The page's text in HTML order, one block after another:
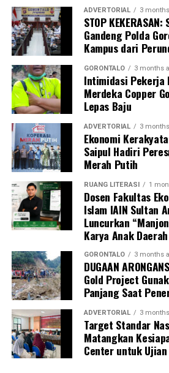
“Penyelamatan jiwa ibu hamil saat
hanya bergantung pada fasilitas
Harus ada sistem kesiapsiagaan
yang solid. Kehadiran buku
alur koordinasi penanganan
DPL KKN.
Pelatihan berlangsung interaktif
penanganan awal, diskusi kasus,
persepsi peran keluarga dalam
kehamilan.
InisiatifBUMIL TANGGUHmenjadi
komitmen KKN Profesi Kesehatan
mengoptimalkan pengawasan
Melalui sinergi mahasiswa, kader,
UNG berharap terbangun sistem
maternal yang tanggap,
ADVERTORIAL 3
STOP
Gandeng Polda
Kampus dari
GORONTALO 3 months
Intimidasi Pekerja
Merdeka Copper
Lepas Baju
ADVERTORIAL 3
Ekonomi
Saipul Hadiri
Merah Putih
RUANG LITERASI 1
Dosen Fakultas
Islam IAIN Sultan
Luncurkan
Karya Anak
GORONTALO 3 months
DUGAAN
Gold Project
Panjang Saat
ADVERTORIAL 3
Target Standar
Matangkan
Center untuk